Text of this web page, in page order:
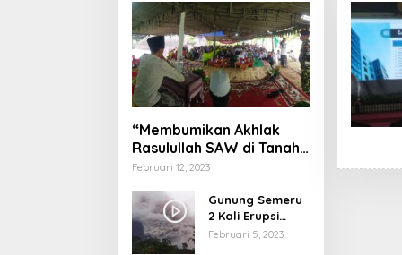
“Membumikan Akhlak
Rasulullah SAW di Tanah
Nusantara”
Februari 12, 2023
Gunung Semeru
2 Kali Erupsi
dengan Tinggi
Februari 5, 2023